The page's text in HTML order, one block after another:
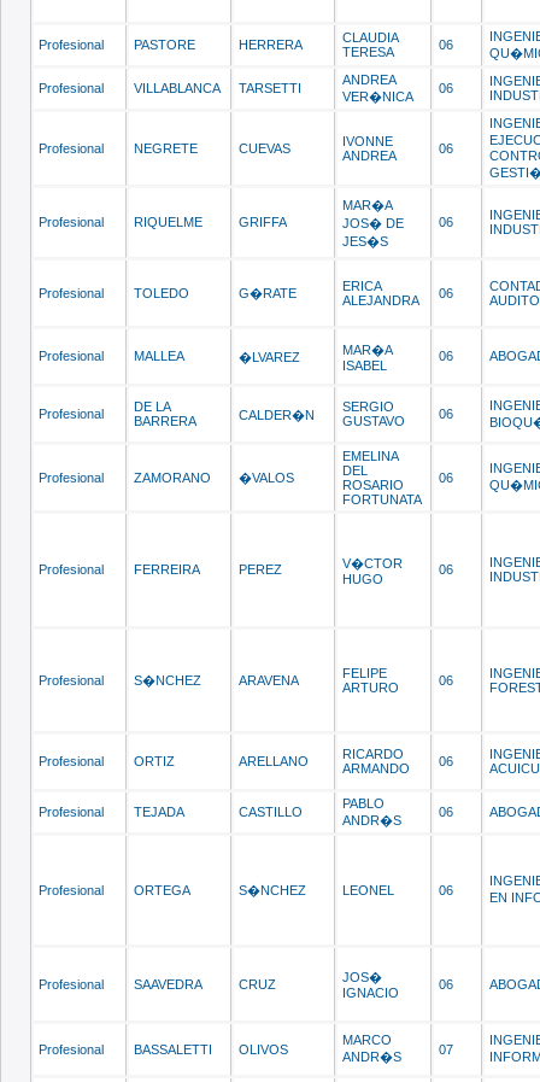
Profesional PASTORE HERRERA
CLAUDIA
TERESA
06
Profesional VILLABLANCA TARSETTI
ANDREA
VER�NICA
06
Profesional NEGRETE CUEVAS
IVONNE
ANDREA
06
Profesional RIQUELME GRIFFA
MAR�A
JOS� DE
JES�S
06
Profesional TOLEDO G�RATE
ERICA
ALEJANDRA
06
Profesional MALLEA �LVAREZ
MAR�A
ISABEL
06
Profesional
DE LA
BARRERA
CALDER�N
SERGIO
GUSTAVO
06
Profesional ZAMORANO �VALOS
EMELINA
DEL
ROSARIO
FORTUNATA
06
Profesional FERREIRA PEREZ
V�CTOR
HUGO
06
Profesional S�NCHEZ ARAVENA
FELIPE
ARTURO
06
Profesional ORTIZ ARELLANO
RICARDO
ARMANDO
06
Profesional TEJADA CASTILLO
PABLO
ANDR�S
06
Profesional ORTEGA S�NCHEZ LEONEL 06
EN
Profesional SAAVEDRA CRUZ
JOS�
IGNACIO
06
Profesional BASSALETTI OLIVOS
MARCO
ANDR�S
07